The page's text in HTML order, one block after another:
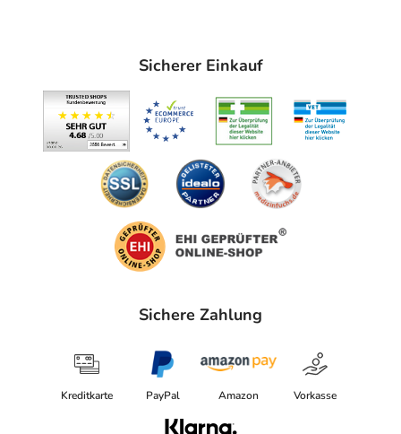
Sicherer Einkauf
Sichere Zahlung
Kreditkarte PayPal Amazon Vorkasse